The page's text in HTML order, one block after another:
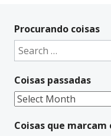
t
e
a
t
i
v
Procurando coisas
Search
for:
Coisas passadas
Coisas
Coisas que marcam